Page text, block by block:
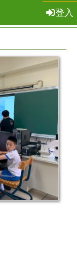
登入